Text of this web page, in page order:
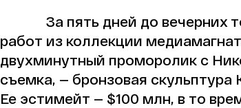
За пять дней до вечерних
работ из коллекции
двухминутный проморолик с
съемка, — бронзовая скульптура
Ее эстимейт — $100 млн, в то